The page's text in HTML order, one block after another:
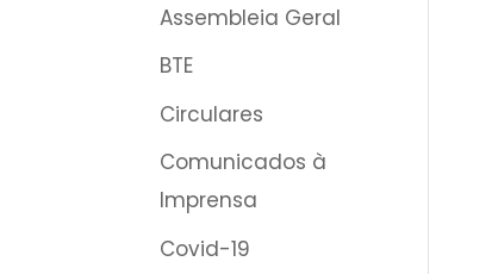
Assembleia Geral
BTE
Circulares
Comunicados à
Imprensa
Covid-19